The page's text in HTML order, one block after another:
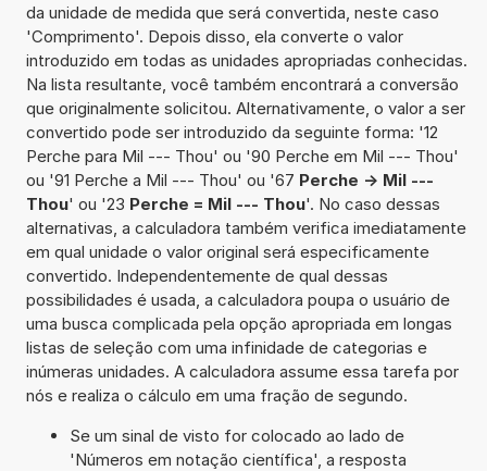
da unidade de medida que será convertida, neste caso
'Comprimento'. Depois disso, ela converte o valor
introduzido em todas as unidades apropriadas conhecidas.
Na lista resultante, você também encontrará a conversão
que originalmente solicitou. Alternativamente, o valor a ser
convertido pode ser introduzido da seguinte forma: '12
Perche para Mil --- Thou' ou '90 Perche em Mil --- Thou'
ou '91 Perche a Mil --- Thou' ou '67 Perche -> Mil ---
Thou' ou '23 Perche = Mil --- Thou'. No caso dessas
alternativas, a calculadora também verifica imediatamente
em qual unidade o valor original será especificamente
convertido. Independentemente de qual dessas
possibilidades é usada, a calculadora poupa o usuário de
uma busca complicada pela opção apropriada em longas
listas de seleção com uma infinidade de categorias e
inúmeras unidades. A calculadora assume essa tarefa por
nós e realiza o cálculo em uma fração de segundo.
Se um sinal de visto for colocado ao lado de
'Números em notação científica', a resposta